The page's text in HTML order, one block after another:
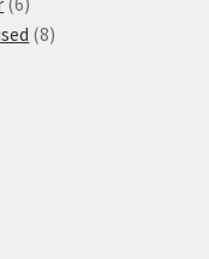
produktů
88